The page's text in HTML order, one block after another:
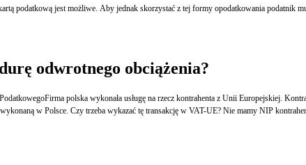
odwrotnego obciążenia?
gospodarczą. Czy polska firma wystawia fakturę bez VAT z adnotacją